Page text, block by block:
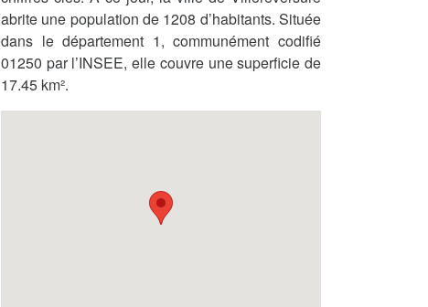
abrite une population de 1208 d’habitants. Située
dans le département 1, communément codifié
01250 par l’INSEE, elle couvre une superficie de
17.45 km².